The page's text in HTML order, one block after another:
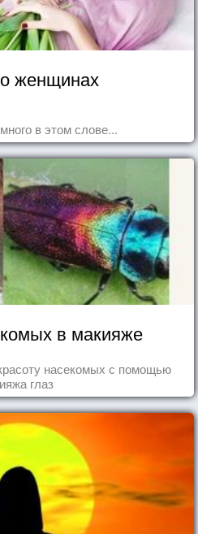
женщинах
в этом слове...
в макияже
насекомых с помощью
глаз